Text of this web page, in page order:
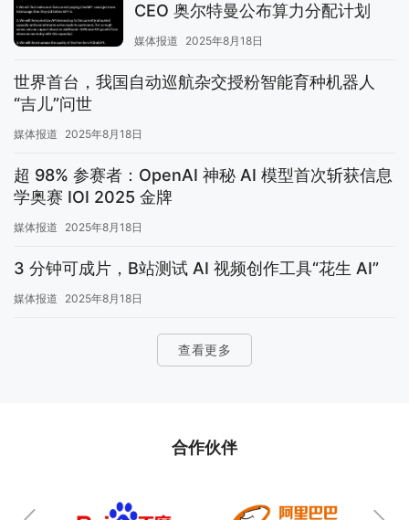
CEO 奥尔特曼公布算力分配计划
媒体报道 2025年8月18日
世界首台，我国自动巡航杂交授粉智能育种机器人
“吉儿”问世
媒体报道 2025年8月18日
超 98% 参赛者：OpenAI 神秘 AI 模型首次斩获信息
学奥赛 IOI 2025 金牌
媒体报道 2025年8月18日
3 分钟可成片，B站测试 AI 视频创作工具“花生 AI”
媒体报道 2025年8月18日
查看更多
合作伙伴